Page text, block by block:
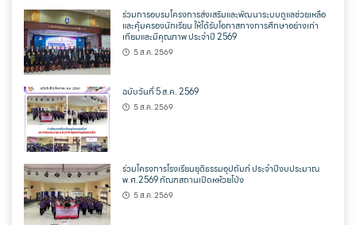
ร่วมการอบรมโครงการส่งเสริมและพัฒนาระบบดูแลช่วยเหลือ
และคุ้มครองนักเรียน ให้ได้รับโอกาสทางการศึกษาอย่างเท่า
เทียมและมีคุณภาพ ประจำปี 2569
5 ส.ค. 2569
ฉบับวันที่ 5 ส.ค. 2569
5 ส.ค. 2569
ร่วมโครงการโรงเรียนยุติธรรมอุปถัมภ์ ประจำปีงบประมาณ
พ.ศ.2569 ทัณฑสถานเปิดหห้วยโป่ง
5 ส.ค. 2569